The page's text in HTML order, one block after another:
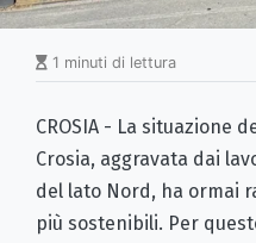
1 minuti di lettura
CROSIA - La situazione
Crosia, aggravata dai
del lato Nord, ha ormai
più sostenibili. Per